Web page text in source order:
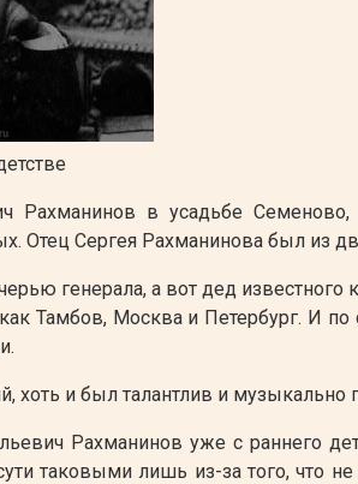
Рахманинов в усадьбе
Отец Сергея Рахманинова был из
генерала, а вот дед
Тамбов, Москва и Петербург. И
хоть и был талантлив и
Рахманинов уже с раннего
таковыми лишь из-за того, что